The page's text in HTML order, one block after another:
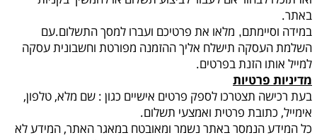
באתר.
במידה וסיימתם, מלאו את פרטיכם ועברו למסך התשלום.עם
השלמת העסקה תישלח אליך ההזמנה מפורטת וחשבונית עסקה
למייל אותו הזנת בפרטים.
מדיניות פרטיות
בעת רכישה תצטרכו לספק פרטים אישיים כגון : שם מלא, טלפון,
אימייל, כתובת פרטית ואמצעי תשלום.
כל המידע הנמסר באתר נשמר ומאובטח במאגר האתר, המידע לא